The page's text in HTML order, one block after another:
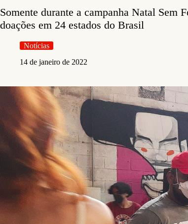
Somente durante a campanha Natal Sem
doações em 24 estados do Brasil
Notícias
14 de janeiro de 2022